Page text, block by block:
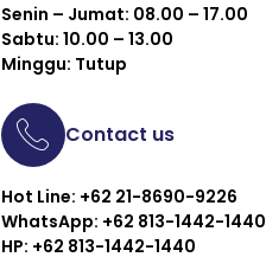
Senin – Jumat: 08.00 – 17.00
Sabtu: 10.00 – 13.00
Minggu: Tutup
Contact us
Hot Line: +62 21-8690-9226
WhatsApp: +62 813-1442-1440
HP: +62 813-1442-1440